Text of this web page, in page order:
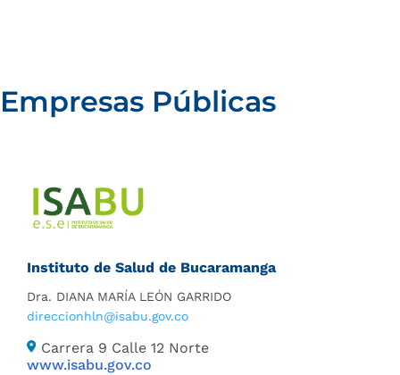
Empresas Públicas
Instituto de Salud de Bucaramanga
Dra. DIANA MARÍA LEÓN GARRIDO
direccionhln@isabu.gov.co
Carrera 9 Calle 12 Norte
www.isabu.gov.co